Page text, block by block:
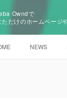
Owndで
ただけのホームページ
NEWS